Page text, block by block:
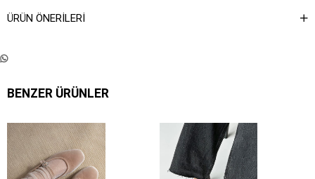
ÜRÜN ÖNERILERI
BENZER ÜRÜNLER